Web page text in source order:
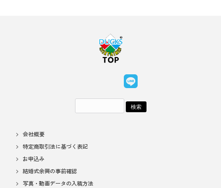
会社概要
特定商取引法に基づく表記
お申込み
結婚式余興の事前確認
写真・動画データの入稿方法